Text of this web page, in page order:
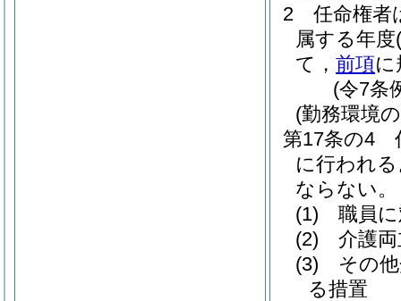
2
任命権者
属する年度
て， 前項
(令7条
(勤務環境
第17条の4
に行われ
ならない。
(1)
職員
(2)
介護
(3)
その
る措置